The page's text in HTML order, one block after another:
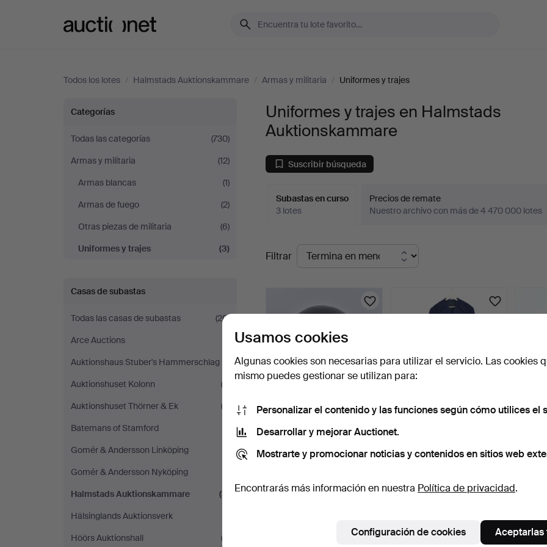
Todos los lotes / Halmstads Auktionskammare / Armas y militaria / Uniformes y trajes
Uniformes
y
trajes
en
Halmstads
Auktionskammare
Categorías
Todas las categorías
(730)
Armas y militaria
(12)
Armas blancas
(1)
Armas de fuego
(2)
Otras piezas de militaria
(6)
Uniformes y trajes
(3)
Casas de subastas
Todas las casas de subastas
(20)
Arce Auctions
Auktionshaus Stuber's Hammerschlag
Auktionshuset Kolonn
(2)
Auktionshuset Thörner & Ek
(3)
Batemans of Stamford
Gomér & Andersson Linköping
Gomér & Andersson Nyköping
Halmstads Auktionskammare
(3)
Hälsinglands Auktionsverk
Höörs Auktionshall
(2)
Uniformes y trajes en Halmstads
Auktionskammare
Suscribir búsqueda
Subastas en curso
3 lotes
Precios de remate
Nuestro archivo con más de 4 470 000 lotes
Subastas
en
Filtrar
M 32-34.
Estimación
ABRIGO M/1930 para
Estimación
UU.
También puedes buscar ennuestro archivo de subastas
Usamos cookies
Algunas cookies son necesarias para utilizar el servicio. Las cookies
mismo puedes gestionar se utilizan para:
Personalizar el contenido y las funciones según cómo utilices el
Desarrollar y mejorar Auctionet.
Mostrarte y promocionar noticias y contenidos en sitios web
Encontrarás más información en nuestra Política de privacidad.
Configuración de cookies Aceptarlas